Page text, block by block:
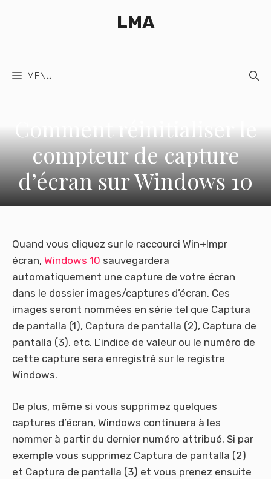
LMA
MENU
Comment réinitialiser le
compteur de capture
d’écran sur Windows 10
Quand vous cliquez sur le raccourci Win+Impr
écran, Windows 10 sauvegardera
automatiquement une capture de votre écran
dans le dossier images/captures d’écran. Ces
images seront nommées en série tel que Captura
de pantalla (1), Captura de pantalla (2), Captura de
pantalla (3), etc. L’indice de valeur ou le numéro de
cette capture sera enregistré sur le registre
Windows.
De plus, même si vous supprimez quelques
captures d’écran, Windows continuera à les
nommer à partir du dernier numéro attribué. Si par
exemple vous supprimez Captura de pantalla (2)
et Captura de pantalla (3) et vous prenez ensuite